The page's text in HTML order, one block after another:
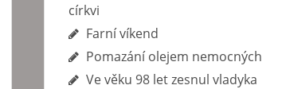
církvi
Farní víkend
Pomazání olejem nemocných
Ve věku 98 let zesnul vladyka